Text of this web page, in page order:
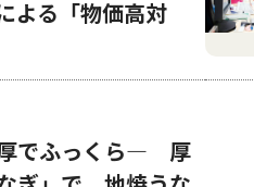
よる「物価高対
厚でふっくら― 厚